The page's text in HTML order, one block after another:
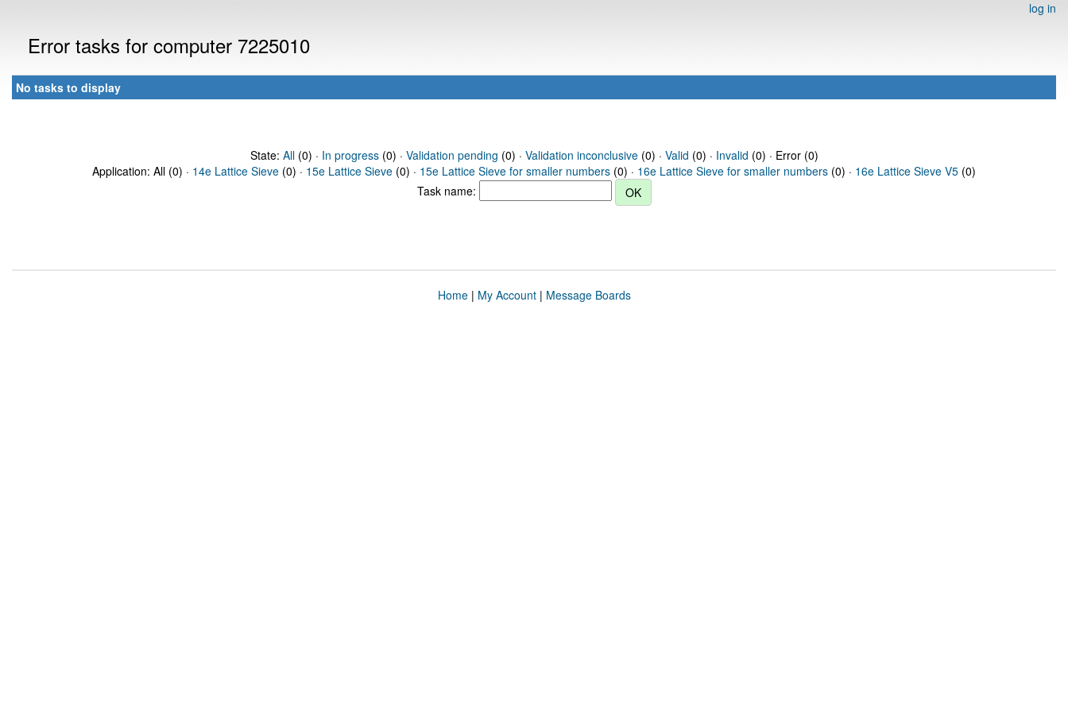
log in
Error tasks for computer 7225010
No tasks to display
State: All(0) · In progress(0) · Validation pending (0) · Validation inconclusive(0) · Valid (0) · Invalid (0) · Error (0)
Application: All (0) · 14e Lattice Sieve (0) · 15e Lattice Sieve (0) · 15e Lattice Sieve for smaller numbers (0) · 16e Lattice Sieve for smaller numbers (0) · 16e Lattice Sieve V5 (0)
Task name:
Home| My Account| Message Boards